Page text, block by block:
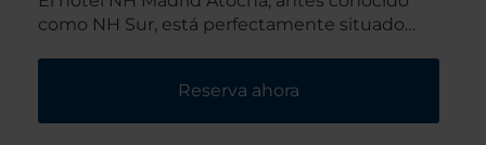
como NH Sur, está perfectamente situado
Thyssen Bornemisza están todos a 15 minutos
caminando. Cerca, también hay muchos
Reserva ahora